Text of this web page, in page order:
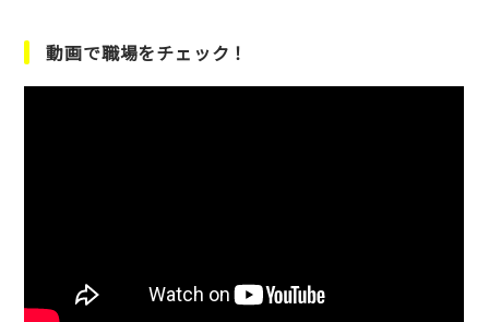
動画で職場をチェック！